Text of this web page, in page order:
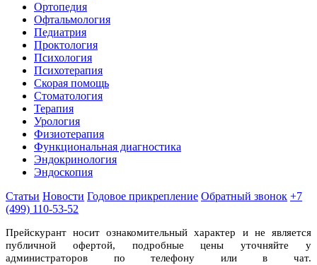
Ортопедия
Офтальмология
Педиатрия
Проктология
Психология
Психотерапия
Скорая помощь
Стоматология
Терапия
Урология
Физиотерапия
Функциональная диагностика
Эндокринология
Эндоскопия
Статьи Новости Годовое прикрепление Обратный звонок +7
(499) 110-53-52
Прейскурант носит ознакомительный характер и не является
публичной офертой, подробные цены уточняйте у
администраторов по телефону или в чат.